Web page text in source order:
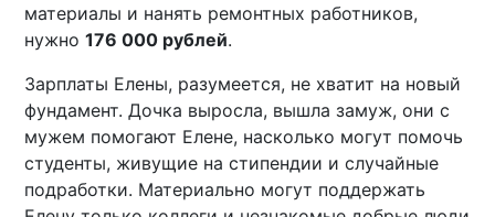
материалы и нанять ремонтных работников,
нужно176 000 рублей.
Зарплаты Елены, разумеется, не хватит на новый
фундамент. Дочка выросла, вышла замуж, они с
мужем помогают Елене, насколько могут помочь
студенты, живущие на стипендии и случайные
подработки. Материально могут поддержать